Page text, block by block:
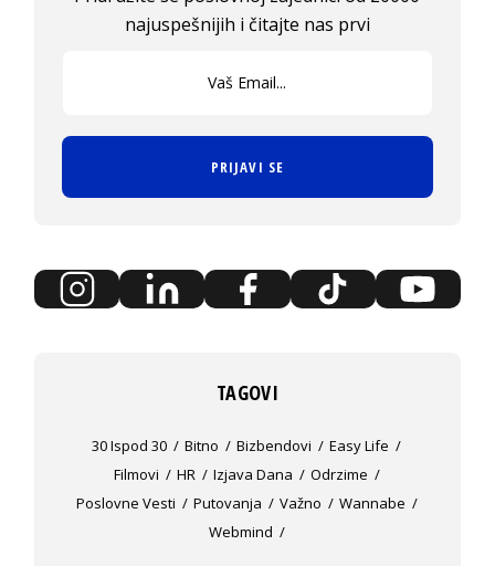
najuspešnijih i čitajte nas prvi
PRIJAVI SE
TAGOVI
30 Ispod 30 Bitno Bizbendovi
Easy Life
Filmovi
HR Izjava Dana
Odrzime
Poslovne Vesti
Putovanja Važno
Wannabe
Webmind